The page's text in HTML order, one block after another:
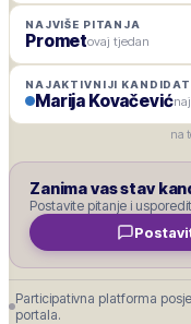
NAJVIŠE PITANJA
Prometovaj tjedan
NAJAKTIVNIJI KANDIDAT
Marija Kovačević
na
Zanima vas stav
Postavite pitanje i
Participativna platforma
portala.